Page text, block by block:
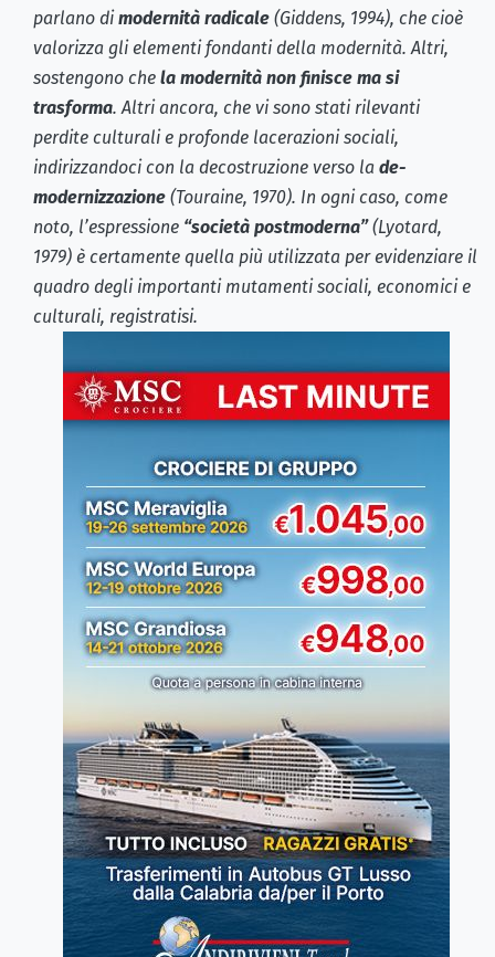
parlano dimodernità radicale (Giddens, 1994), che cioè
valorizza gli elementi fondanti della modernità. Altri,
sostengono che la modernità non finisce ma si
trasforma. Altri ancora, che vi sono stati rilevanti
perdite culturali e profonde lacerazioni sociali,
indirizzandoci con la decostruzione verso la de-
modernizzazione (Touraine, 1970). In ogni caso, come
noto, l’espressione “società postmoderna”(Lyotard,
1979) è certamente quella più utilizzata per evidenziare il
quadro degli importanti mutamenti sociali, economici e
culturali, registratisi.